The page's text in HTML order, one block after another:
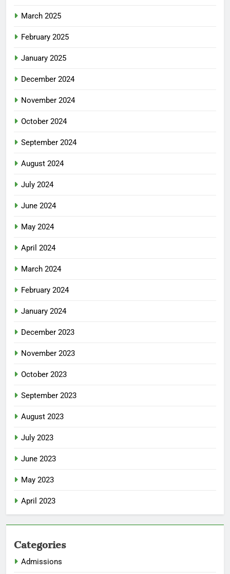
March 2025
February 2025
January 2025
December 2024
November 2024
October 2024
September 2024
August 2024
July 2024
June 2024
May 2024
April 2024
March 2024
February 2024
January 2024
December 2023
November 2023
October 2023
September 2023
August 2023
July 2023
June 2023
May 2023
April 2023
Categories
Admissions